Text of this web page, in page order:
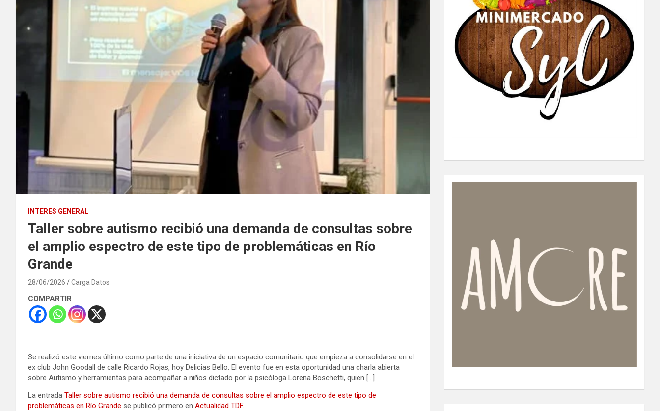
INTERES GENERAL
Taller sobre autismo recibió una demanda de consultas sobre
el amplio espectro de este tipo de problemáticas en Río
Grande
28/06/2026 Carga Datos
COMPARTIR
Se realizó este viernes último como parte de una iniciativa de un espacio comunitario que empieza a consolidarse en el
ex club John Goodall de calle Ricardo Rojas, hoy Delicias Bello. El evento fue en esta oportunidad una charla abierta
sobre Autismo y herramientas para acompañar a niños dictado por la psicóloga Lorena Boschetti, quien […]
La entrada Taller sobre autismo recibió una demanda de consultas sobre el amplio espectro de este tipo de
problemáticas en Río Grande se publicó primero en Actualidad TDF.